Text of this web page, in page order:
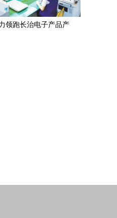
领跑长治电子产品产